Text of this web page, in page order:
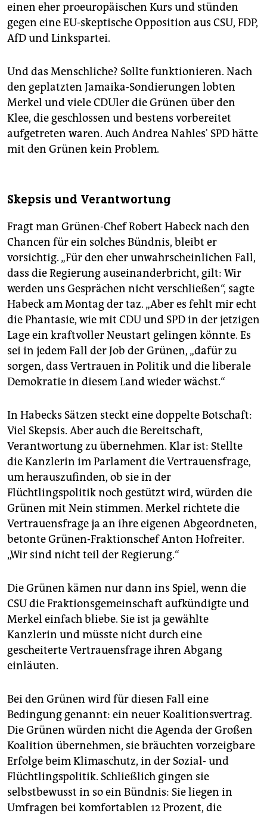
einen eher proeuropäischen Kurs und stünden
gegen eine EU-skeptische Opposition aus CSU, FDP,
AfD und Linkspartei.
Und das Menschliche? Sollte funktionieren. Nach
den geplatzten Jamaika-Sondierungen lobten
Merkel und viele CDUler die Grünen über den
Klee, die geschlossen und bestens vorbereitet
aufgetreten waren. Auch Andrea Nahles' SPD hätte
mit den Grünen kein Problem.
Skepsis und Verantwortung
Fragt man Grünen-Chef Robert Habeck nach den
Chancen für ein solches Bündnis, bleibt er
vorsichtig. „Für den eher unwahrscheinlichen Fall,
dass die Regierung auseinanderbricht, gilt: Wir
werden uns Gesprächen nicht verschließen“, sagte
Habeck am Montag der taz. „Aber es fehlt mir echt
die Phantasie, wie mit CDU und SPD in der jetzigen
Lage ein kraftvoller Neustart gelingen könnte. Es
sei in jedem Fall der Job der Grünen, „dafür zu
sorgen, dass Vertrauen in Politik und die liberale
Demokratie in diesem Land wieder wächst.“
In Habecks Sätzen steckt eine doppelte Botschaft:
Viel Skepsis. Aber auch die Bereitschaft,
Verantwortung zu übernehmen. Klar ist: Stellte
die Kanzlerin im Parlament die Vertrauensfrage,
um herauszufinden, ob sie in der
Flüchtlingspolitik noch gestützt wird, würden die
Grünen mit Nein stimmen. Merkel richtete die
Vertrauensfrage ja an ihre eigenen Abgeordneten,
betonte Grünen-Fraktionschef Anton Hofreiter.
„Wir sind nicht teil der Regierung.“
Die Grünen kämen nur dann ins Spiel, wenn die
CSU die Fraktionsgemeinschaft aufkündigte und
Merkel einfach bliebe. Sie ist ja gewählte
Kanzlerin und müsste nicht durch eine
gescheiterte Vertrauensfrage ihren Abgang
einläuten.
Bei den Grünen wird für diesen Fall eine
Bedingung genannt: ein neuer Koalitionsvertrag.
Die Grünen würden nicht die Agenda der Großen
Koalition übernehmen, sie bräuchten vorzeigbare
Erfolge beim Klimaschutz, in der Sozial- und
Flüchtlingspolitik. Schließlich gingen sie
selbstbewusst in so ein Bündnis: Sie liegen in
Umfragen bei komfortablen 12 Prozent, die